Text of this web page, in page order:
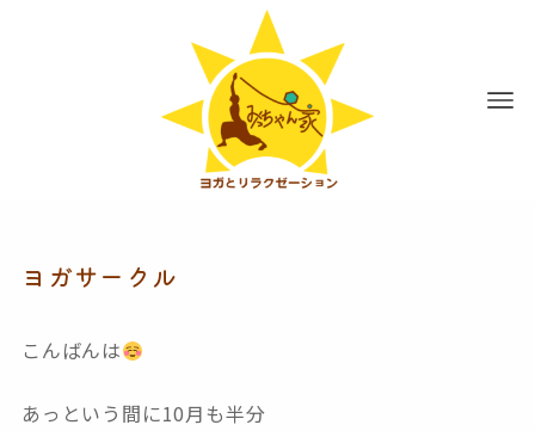
ヨガサークル
こんばんは
あっという間に10月も半分